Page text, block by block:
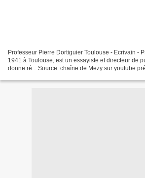
Professeur Pierre Dortiguier Toulouse - Ecrivain -
1941 à Toulouse, est un essayiste et directeur de
donne ré... Source: chaîne de Mezy sur youtube